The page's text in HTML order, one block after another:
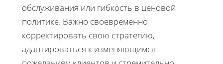
обслуживания или гибкость в ценовой
политике. Важно своевременно
корректировать свою стратегию,
адаптироваться к изменяющимся